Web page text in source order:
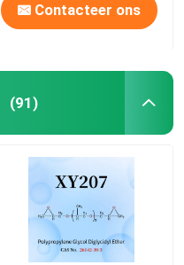
Contacteer ons
(91)